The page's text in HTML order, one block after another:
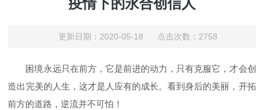
疫情下的永合创信人
更新日期：2020-05-18 点击次数：2758
困境永远只在前方，它是前进的动力，只有克服它，才会创
造出完美的人生，这才是人应有的成长。看到身后的美丽，开拓
前方的道路，逆流并不可怕！